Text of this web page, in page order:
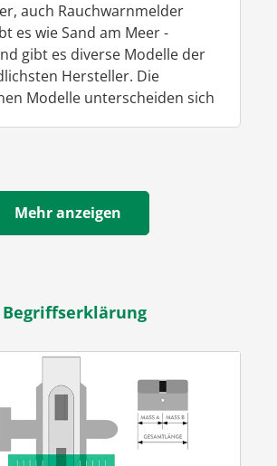
auch Rauchwarnmelder
es wie Sand am Meer -
gibt es diverse Modelle der
Hersteller. Die
Modelle unterscheiden sich
Mehr anzeigen
Begriffserklärung